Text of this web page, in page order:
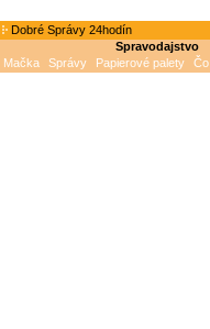
Dobré Správy 24hodín
Spravodajstvo
Mačka
Správy Papierové palety